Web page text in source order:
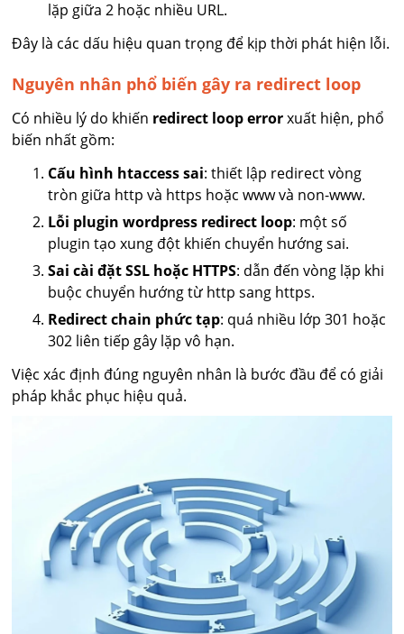
lặp giữa 2 hoặc nhiều URL.
Đây là các dấu hiệu quan trọng để kịp thời phát hiện lỗi.
Nguyên nhân phổ biến gây ra redirect loop
Có nhiều lý do khiến redirect loop errorxuất hiện, phổ
biến nhất gồm:
Cấu hình htaccess sai: thiết lập redirect vòng
tròn giữa http và https hoặc www và non-www.
Lỗi plugin wordpress redirect loop: một số
plugin tạo xung đột khiến chuyển hướng sai.
Sai cài đặt SSL hoặc HTTPS: dẫn đến vòng lặp khi
buộc chuyển hướng từ http sang https.
Redirect chain phức tạp: quá nhiều lớp 301 hoặc
302 liên tiếp gây lặp vô hạn.
Việc xác định đúng nguyên nhân là bước đầu để có giải
pháp khắc phục hiệu quả.